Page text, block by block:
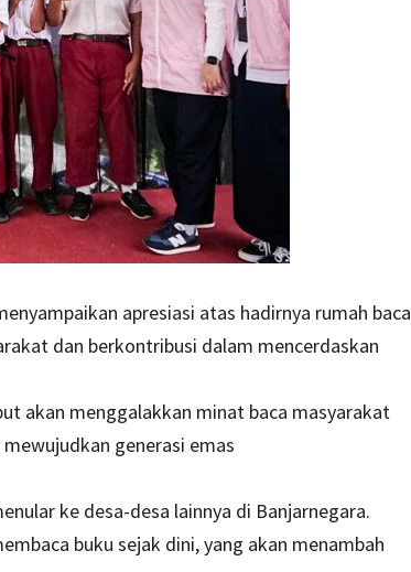
apresiasi atas hadirnya rumah baca
dan berkontribusi dalam mencerdaskan
akan menggalakkan minat baca masyarakat
generasi emas
ke desa-desa lainnya di Banjarnegara.
buku sejak dini, yang akan menambah